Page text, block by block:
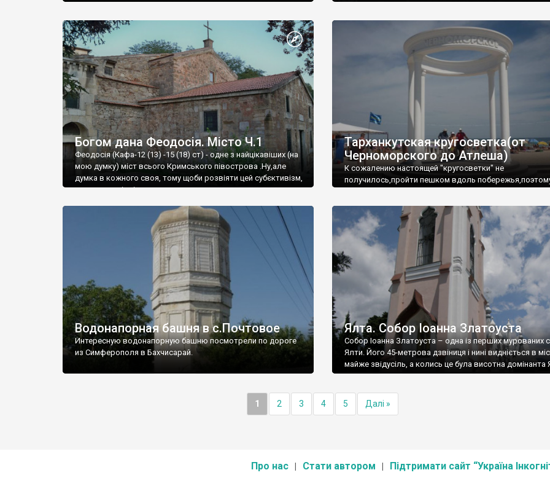
Богом дана Феодосія. Місто Ч.1
Феодосія (Кафа-12 (13) -15 (18) ст) - одне з найцікавіших (на
мою думку) міст всього Кримського півострова .Ну,але
думка в кожного своя, тому щоби розвіяти цей субєктивізм,
запрошую відвідати це
Тарханкутская кругосветка(от
Черноморского до Атлеша)
К сожалению настоящей "кругосветки" не
получилось,пройти пешком вдоль
Водонапорная башня в с.Почтовое
Интересную водонапорную башню посмотрели по дороге
из Симферополя в Бахчисарай.
Ялта. Собор Іоанна Златоуста
Собор Іоанна Златоуста – одна із перших мурованих
Ялти. Його 45-метрова дзвіниця і нині видніється в
майже звідусіль, а колись це була висотна домінанта
1 2 3 4 5 Далі »
Про нас Стати автором Підтримати сайт “Україна